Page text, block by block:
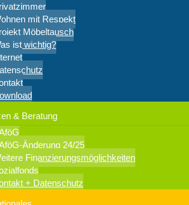
mit Respekt
Möbeltausch
ist wichtig?
& Beratung
Änderung 24/25
Finanzierungsmöglichkeiten
+ Datenschutz